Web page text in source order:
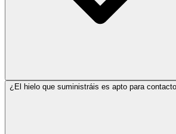
¿El hielo que suministráis es apto para